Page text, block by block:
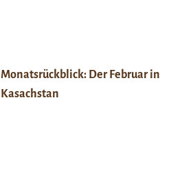
Monatsrückblick: Der Februar in
Kasachstan